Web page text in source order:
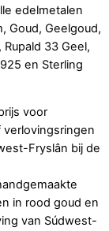
edelmetalen
Goud, Geelgoud,
33 Geel,
en Sterling
voor
Fryslân bij de
in rood goud en
van Súdwest-